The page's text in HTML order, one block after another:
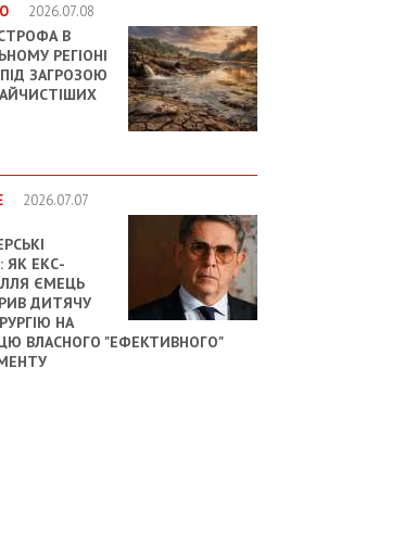
2026.07.08
В
РЕГІОНІ
ЗАГРОЗОЮ
2026.07.07
ЯК ЕКС-
ЄМЕЦЬ
ДИТЯЧУ
НА
ВЛАСНОГО "ЕФЕКТИВНОГО"